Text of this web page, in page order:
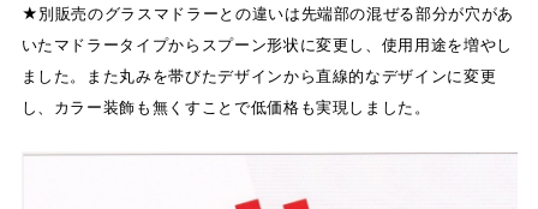
★別販売のグラスマドラーとの違いは先端部の混ぜる部分が穴があ
いたマドラータイプからスプーン形状に変更し、使用用途を増やし
ました。また丸みを帯びたデザインから直線的なデザインに変更
し、カラー装飾も無くすことで低価格も実現しました。